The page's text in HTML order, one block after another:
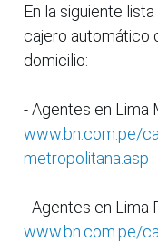
En la siguiente
cajero automático
domicilio:
- Agentes en Lima
www.bn.com.pe/
metropolitana.asp
- Agentes en Lima
www.bn.com.pe/